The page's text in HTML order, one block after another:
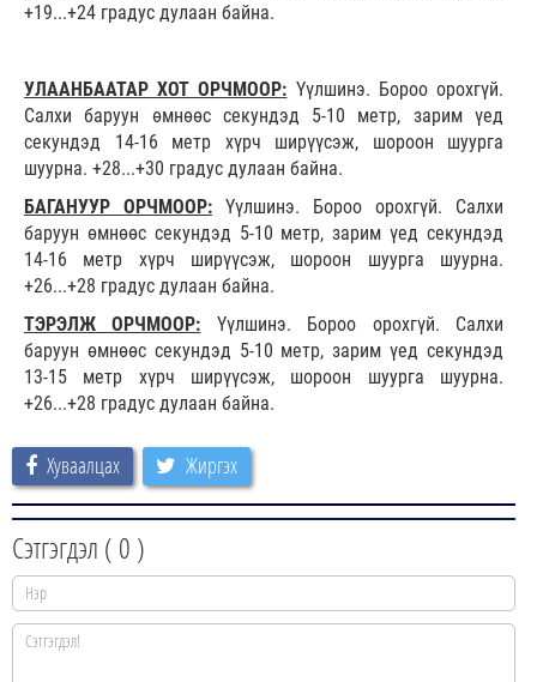
+19...+24 градус дулаан байна.
УЛААНБААТАР ХОТ ОРЧМООР: Үүлшинэ. Бороо орохгүй.
Салхи баруун өмнөөс секундэд 5-10 метр, зарим үед
секундэд 14-16 метр хүрч ширүүсэж, шороон шуурга
шуурна. +28...+30 градус дулаан байна.
БАГАНУУР ОРЧМООР: Үүлшинэ. Бороо орохгүй. Салхи
баруун өмнөөс секундэд 5-10 метр, зарим үед секундэд
14-16 метр хүрч ширүүсэж, шороон шуурга шуурна.
+26...+28 градус дулаан байна.
ТЭРЭЛЖ ОРЧМООР:
Үүлшинэ. Бороо орохгүй. Салхи
баруун өмнөөс секундэд 5-10 метр, зарим үед секундэд
13-15 метр хүрч ширүүсэж, шороон шуурга шуурна.
+26...+28 градус дулаан байна.
Хуваалцах Жиргэх
Сэтгэгдэл ( 0 )